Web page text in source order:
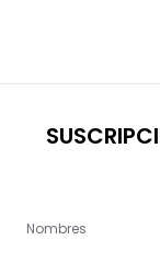
Nombres